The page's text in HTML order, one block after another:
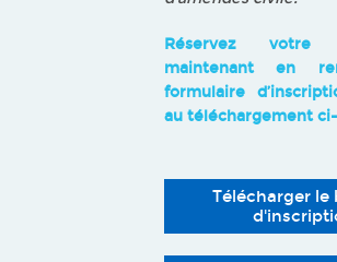
Réservez
maintenant en
formulaire
au téléchargement
Télécharger le